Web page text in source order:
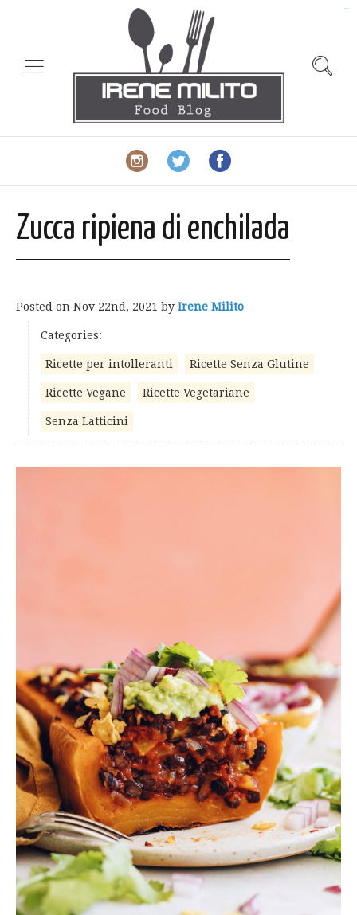
Zucca ripiena di enchilada
Posted on Nov 22nd, 2021 by Irene Milito
Categories:
Ricette per intolleranti Ricette Senza Glutine
Ricette Vegane Ricette Vegetariane
Senza Latticini